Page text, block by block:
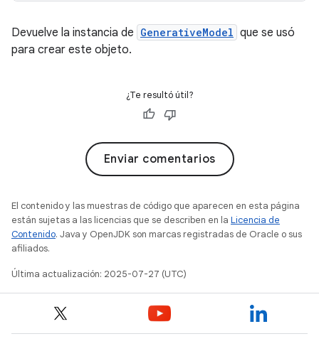
Devuelve la instancia de GenerativeModel que se usó
para crear este objeto.
¿Te resultó útil?
Enviar comentarios
El contenido y las muestras de código que aparecen en esta página
están sujetas a las licencias que se describen en la Licencia de
Contenido. Java y OpenJDK son marcas registradas de Oracle o sus
afiliados.
Última actualización: 2025-07-27 (UTC)